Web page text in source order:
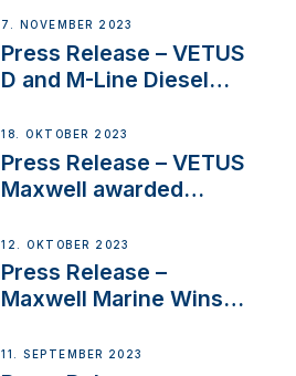
Manager for its
Superyacht Division
7. NOVEMBER 2023
Press Release – VETUS
D and M-Line Diesel
Approval
18. OKTOBER 2023
Press Release – VETUS
Maxwell awarded
IBBI
12. OKTOBER 2023
Press Release –
Maxwell Marine Wins
Anchoring System for
11. SEPTEMBER 2023